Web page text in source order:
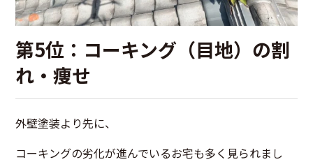
第5位：コーキング（目地）の割
れ・痩せ
外壁塗装より先に、
コーキングの劣化が進んでいるお宅も多く見られまし